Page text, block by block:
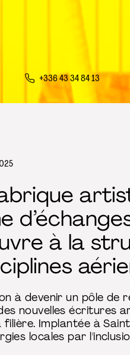
+336 43 34 84 13
à la
à devenir un pôle de
nouvelles écritures
Implantée à
locales par